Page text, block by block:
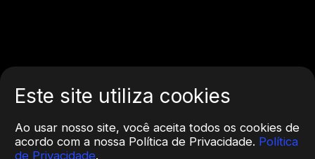
Este site utiliza cookies
Ao usar nosso site, você aceita todos os cookies de
acordo com a nossa Política de Privacidade. Política
de Privacidade.